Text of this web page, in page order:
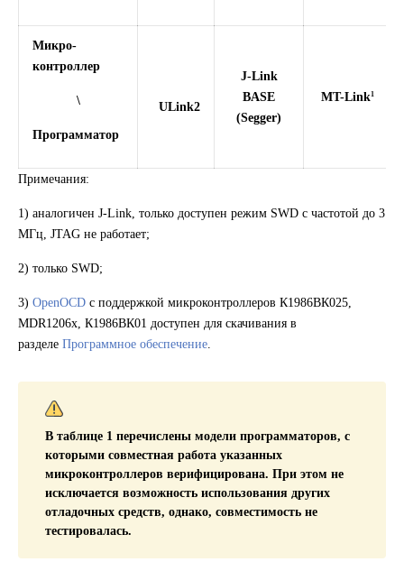
Микро-
контроллер
\
Программатор
ULink2
J-Link
BASE
(Segger)
MT-Link1
Примечания:
1) аналогичен J-Link, только доступен режим SWD с частотой до 3
МГц, JTAG не работает;
2) только SWD;
3) OpenOCD с поддержкой микроконтроллеров К1986ВК025,
MDR1206x, К1986ВК01 доступен для скачивания в
разделе Программное обеспечение.
В таблице 1 перечислены модели программаторов, с
которыми совместная работа указанных
микроконтроллеров верифицирована. При этом не
исключается возможность использования других
отладочных средств, однако, совместимость не
тестировалась.